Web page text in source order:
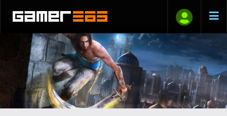
A Ubisoft előremenekül - bezárt